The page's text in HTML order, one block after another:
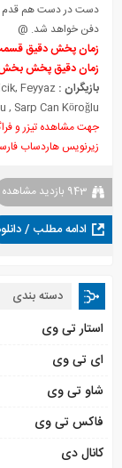
دست در دست هم قدم به
دفن خواهد شد. @
زمان پخش دقیق
زمان دقیق پخش
بازیگران : Feyyaz
, Sarp Can Köroğlu
زیرنویس هاردساب
943 بازدید مشاهده
ادامه مطلب /
دسته بندی
استار تی وی
ای تی وی
شاو تی وی
فاکس تی وی
کانال دی